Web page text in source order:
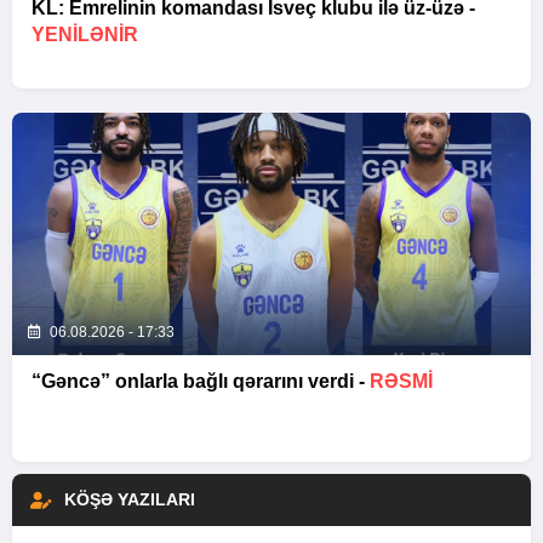
KL: Emrelinin komandası İsveç klubu ilə üz-üzə -
YENİLƏNİR
06.08.2026 - 17:33
“Gəncə” onlarla bağlı qərarını verdi - RƏSMİ
KÖŞƏ YAZILARI